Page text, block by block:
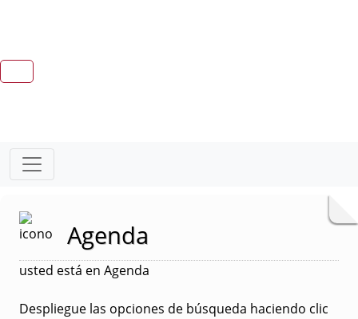
Agenda
usted está en Agenda
Despliegue las opciones de búsqueda haciendo clic